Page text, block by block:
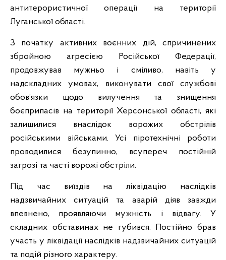
антитерористичної операції на території
Луганської області.
З початку активних воєнних дій, спричинених
збройною агресією Російської Федерації,
продовжував мужньо і сміливо, навіть у
надскладних умовах, виконувати свої службові
обов’язки щодо вилучення та знищення
боєприпасів на території Херсонської області, які
залишилися внаслідок ворожих обстрілів
російськими військами. Усі піротехнічні роботи
проводилися безупинно, всупереч постійній
загрозі та часті ворожі обстріли.
Під час виїздів на ліквідацію наслідків
надзвичайних ситуацій та аварій діяв завжди
впевнено, проявляючи мужність і відвагу. У
складних обставинах не губився. Постійно брав
участь у ліквідації наслідків надзвичайних ситуацій
та подій різного характеру.